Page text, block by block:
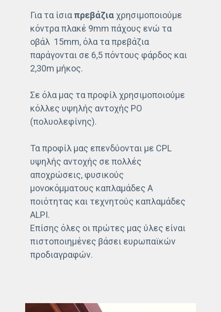
Για τα ίσιαπρεβάζιαχρησιμοποιούμε
κόντρα πλακέ 9mm πάχους ενώ τα
οβάλ 15mm, όλα τα πρεβάζια
παράγονται σε 6,5 πόντους φάρδος και
2,30m μήκος.
Σε όλα μας τα προφίλ χρησιμοποιούμε
κόλλες υψηλής αντοχής PO
(πολυολεφίνης).
Τα προφίλ μας επενδύονται με CPL
υψηλής αντοχής σε πολλές
αποχρώσεις, φυσικούς
μονοκόμματους καπλαμάδες Α
ποιότητας και τεχνητούς καπλαμάδες
ALPI.
Επίσης όλες οι πρώτες μας ύλες είναι
πιστοποιημένες βάσει ευρωπαϊκών
προδιαγραφών.